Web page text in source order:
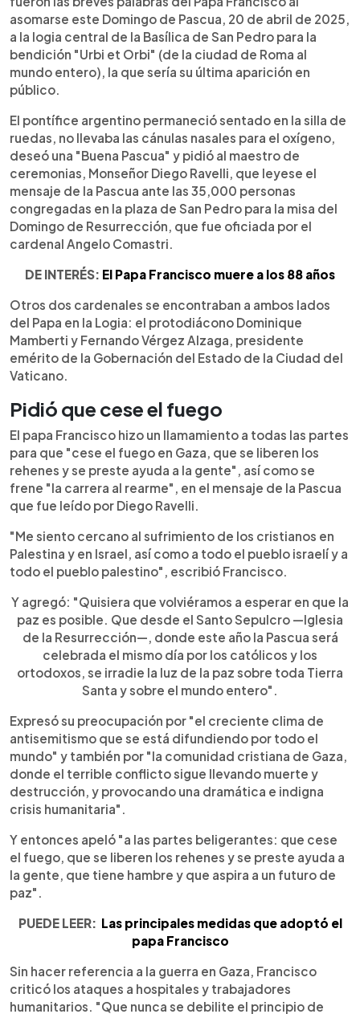
asomarse este Domingo de Pascua, 20 de abril de 2025,
a la logia central de la Basílica de San Pedro para la
bendición "Urbi et Orbi" (de la ciudad de Roma al
mundo entero), la que sería su última aparición en
público.
El pontífice argentino permaneció sentado en la silla de
ruedas, no llevaba las cánulas nasales para el oxígeno,
deseó una "Buena Pascua" y pidió al maestro de
ceremonias, Monseñor Diego Ravelli, que leyese el
mensaje de la Pascua ante las 35,000 personas
congregadas en la plaza de San Pedro para la misa del
Domingo de Resurrección, que fue oficiada por el
cardenal Angelo Comastri.
DE INTERÉS: El Papa Francisco muere a los 88 años
Otros dos cardenales se encontraban a ambos lados
del Papa en la Logia: el protodiácono Dominique
Mamberti y Fernando Vérgez Alzaga, presidente
emérito de la Gobernación del Estado de la Ciudad del
Vaticano.
Pidió que cese el fuego
El papa Francisco hizo un llamamiento a todas las partes
para que "cese el fuego en Gaza, que se liberen los
rehenes y se preste ayuda a la gente", así como se
frene "la carrera al rearme", en el mensaje de la Pascua
que fue leído por Diego Ravelli.
"Me siento cercano al sufrimiento de los cristianos en
Palestina y en Israel, así como a todo el pueblo israelí y a
todo el pueblo palestino", escribió Francisco.
Y agregó: "Quisiera que volviéramos a esperar en que la
paz es posible. Que desde el Santo Sepulcro —Iglesia
de la Resurrección—, donde este año la Pascua será
celebrada el mismo día por los católicos y los
ortodoxos, se irradie la luz de la paz sobre toda Tierra
Santa y sobre el mundo entero".
Expresó su preocupación por "el creciente clima de
antisemitismo que se está difundiendo por todo el
mundo" y también por "la comunidad cristiana de Gaza,
donde el terrible conflicto sigue llevando muerte y
destrucción, y provocando una dramática e indigna
crisis humanitaria".
Y entonces apeló "a las partes beligerantes: que cese
el fuego, que se liberen los rehenes y se preste ayuda a
la gente, que tiene hambre y que aspira a un futuro de
paz".
PUEDE LEER: Las principales medidas que adoptó el
papa Francisco
Sin hacer referencia a la guerra en Gaza, Francisco
criticó los ataques a hospitales y trabajadores
humanitarios. "Que nunca se debilite el principio de